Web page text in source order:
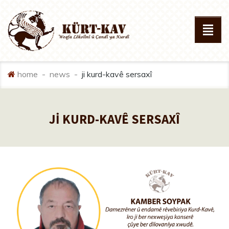
home news ji̇ kurd-kavê sersaxî
Jİ KURD-KAVÊ SERSAXÎ